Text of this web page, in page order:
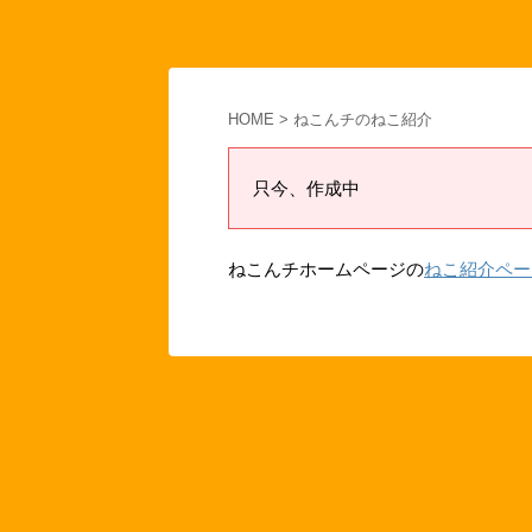
HOME > ねこんチのねこ紹介
只今、作成中
ねこんチホームページのねこ紹介ペ